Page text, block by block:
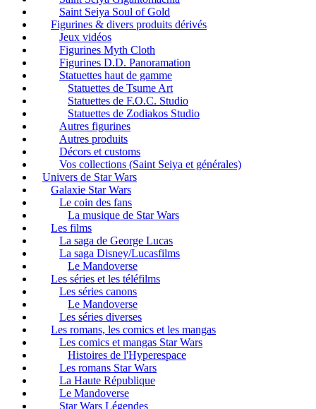
Saint Seiya Soul of Gold
Figurines & divers produits dérivés
Jeux vidéos
Figurines Myth Cloth
Figurines D.D. Panoramation
Statuettes haut de gamme
Statuettes de Tsume Art
Statuettes de F.O.C. Studio
Statuettes de Zodiakos Studio
Autres figurines
Autres produits
Décors et customs
Vos collections (Saint Seiya et générales)
Univers de Star Wars
Galaxie Star Wars
Le coin des fans
La musique de Star Wars
Les films
La saga de George Lucas
La saga Disney/Lucasfilms
Le Mandoverse
Les séries et les téléfilms
Les séries canons
Le Mandoverse
Les séries diverses
Les romans, les comics et les mangas
Les comics et mangas Star Wars
Histoires de l'Hyperespace
Les romans Star Wars
La Haute République
Le Mandoverse
Star Wars Légendes